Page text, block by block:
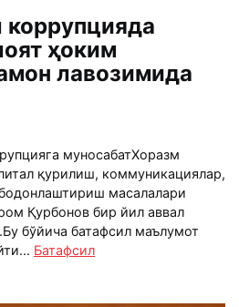
коррупцияда
ҳоким
лавозимида
муносабатХоразм
қурилиш, коммуникациялар,
масалалари
Қурбонов бир йил аввал
бўйича батафсил маълумот
Батафсил